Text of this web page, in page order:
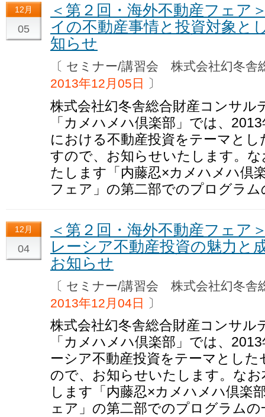
12月
05
＜第２回・海外不動産フェア
イの不動産事情と投資対象と
知らせ
〔 セミナー/講習会 株式会社幻冬
2013年12月05日
〕
株式会社幻冬舎総合財産コンサル
「カメハメハ倶楽部」では、
における不動産投資をテーマと
すので、お知らせいたします。
たします「内藤忍×カメハメハ倶
フェア」の第二部でのプログラ
12月
04
＜第２回・海外不動産フェア
レーシア不動産投資の魅力と
お知らせ
〔 セミナー/講習会 株式会社幻冬
2013年12月04日
〕
株式会社幻冬舎総合財産コンサル
「カメハメハ倶楽部」では、
ーシア不動産投資をテーマとし
ので、お知らせいたします。な
します「内藤忍×カメハメハ倶楽
ェア」の第二部でのプログラム